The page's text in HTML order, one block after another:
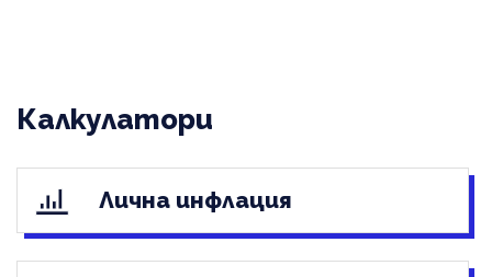
Калкулатори
Лична инфлация